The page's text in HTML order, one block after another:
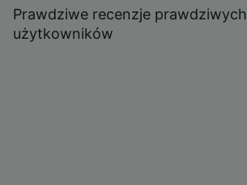
Prawdziwe recenzje prawdziwych
użytkowników